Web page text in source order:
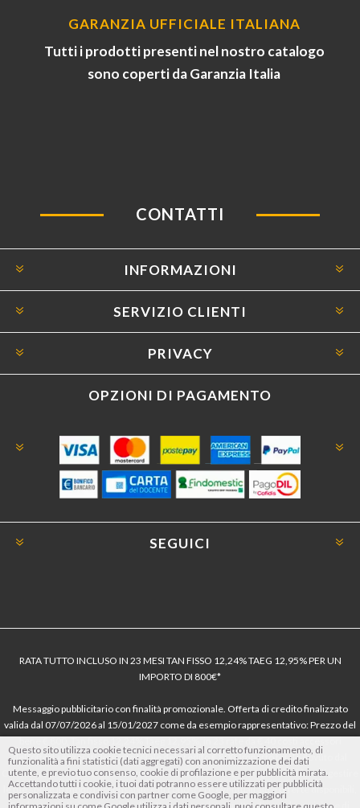
GARANZIA UFFICIALE ITALIANA
Tutti i prodotti presenti nel nostro catalogo
sono coperti da Garanzia Italia
CONTATTI
INFORMAZIONI
SERVIZIO CLIENTI
PRIVACY
OPZIONI DI PAGAMENTO
SEGUICI
RATA TUTTO INCLUSO IN 23 MESI TAN FISSO 12,24% TAEG 12,95% PER UN
IMPORTO DI 800€*
Messaggio pubblicitario con finalità promozionale. Offerta di credito finalizzato
valida dal 07/07/2026 al 15/01/2027 come da esempio rappresentativo: Prezzo del
dell’offerta azzerati. Importo totale del credito € 800. Importo totale dovuto dal
Consumatore € 920. Decorrenza media della prima rata a 90 giorni. Al fine di gestire
le tue spese in modo responsabile e di conoscere eventuali altre offerte disponibili,
Findomestic ti ricorda, prima di sottoscrivere il contratto, di prendere visione di
Questo sito utilizza cookie tecnici necessari al corretto funzionamento, di
funzionalità a fini statistici (dati aggregati) con anonimizzazione dei dati
utente, e previo tuo consenso, cookie di profilazione e per pubblicità mirata.
Accettando tutti i cookie, i tuoi dati potranno essere utilizzati per pubblicità
personalizzata e condivisi con partner come Google, per maggiori